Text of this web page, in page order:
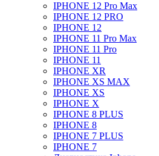
IPHONE 12 Pro Max
IPHONE 12 PRO
IPHONE 12
IPHONE 11 Pro Max
IPHONE 11 Pro
IPHONE 11
IPHONE XR
IPHONE XS MAX
IPHONE XS
IPHONE X
IPHONE 8 PLUS
IPHONE 8
IPHONE 7 PLUS
IPHONE 7